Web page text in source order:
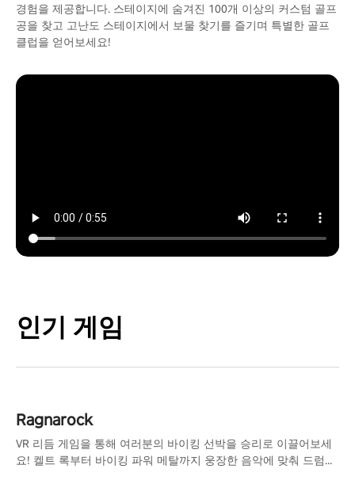
경험을 제공합니다. 스테이지에 숨겨진 100개 이상의 커스텀 골프
공을 찾고 고난도 스테이지에서 보물 찾기를 즐기며 특별한 골프
클럽을 얻어보세요!
인기 게임
Ragnarock
VR 리듬 게임을 통해 여러분의 바이킹 선박을 승리로 이끌어보세
요! 켈트 록부터 바이킹 파워 메탈까지 웅장한 음악에 맞춰 드럼을